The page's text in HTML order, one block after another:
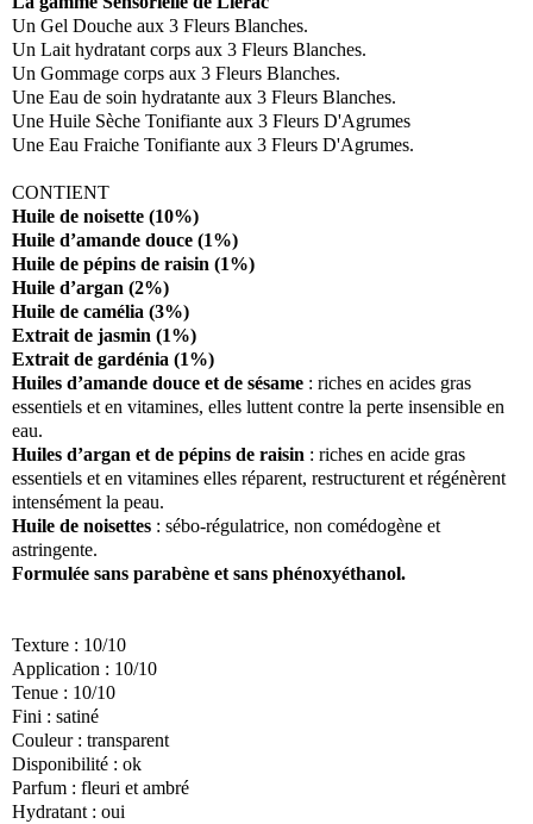
Un Gel Douche aux 3 Fleurs Blanches.
Un Lait hydratant corps aux 3 Fleurs Blanches.
Un Gommage corps aux 3 Fleurs Blanches.
Une Eau de soin hydratante aux 3 Fleurs Blanches.
Une Huile Sèche Tonifiante aux 3 Fleurs D'Agrumes
Une Eau Fraiche Tonifiante aux 3 Fleurs D'Agrumes.
CONTIENT
Huile de noisette (10%)
Huile d’amande douce (1%)
Huile de pépins de raisin (1%)
Huile d’argan (2%)
Huile de camélia (3%)
Extrait de jasmin (1%)
Extrait de gardénia (1%)
Huiles d’amande douce et de sésame : riches en acides gras
essentiels et en vitamines, elles luttent contre la perte insensible en
eau.
Huiles d’argan et de pépins de raisin : riches en acide gras
essentiels et en vitamines elles réparent, restructurent et régénèrent
intensément la peau.
Huile de noisettes : sébo-régulatrice, non comédogène et
astringente.
Formulée sans parabène et sans phénoxyéthanol.
Texture : 10/10
Application : 10/10
Tenue : 10/10
Fini : satiné
Couleur : transparent
Disponibilité : ok
Parfum : fleuri et ambré
Hydratant : oui